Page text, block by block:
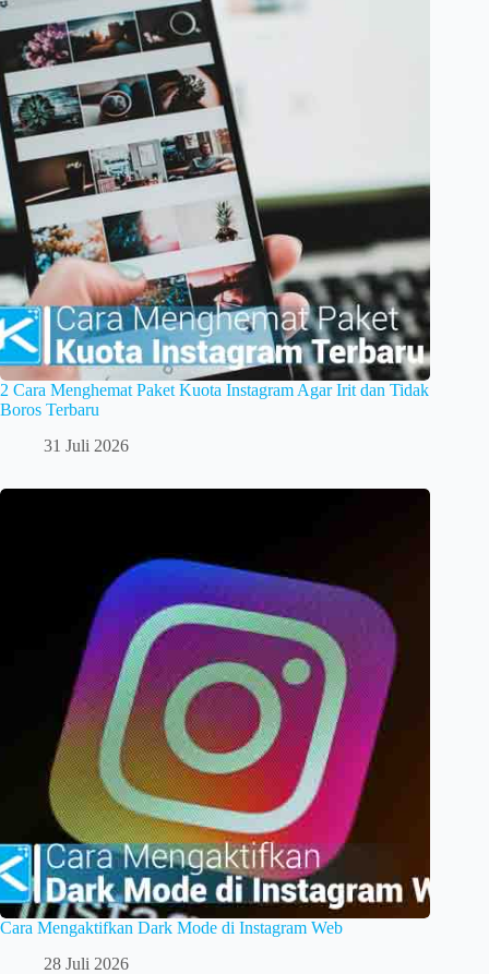
2 Cara Menghemat Paket Kuota Instagram Agar Irit dan Tidak
Boros Terbaru
31 Juli 2026
Cara Mengaktifkan Dark Mode di Instagram Web
28 Juli 2026